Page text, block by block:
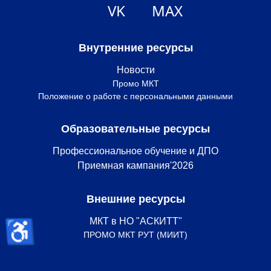
VK MAX
Внутренние ресурсы
Новости
Промо МКТ
Положение о работе с персональными данными
Образовательные ресурсы
Профессиональное обучение и ДПО
Приемная кампания'2026
Внешние ресурсы
МКТ в НО "АСКИТТ"
ПРОМО МКТ РУТ (МИИТ)